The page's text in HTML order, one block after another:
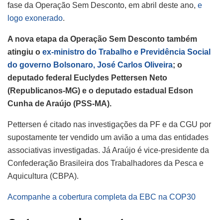
fase da Operação Sem Desconto, em abril deste ano, e
logo exonerado.
A nova etapa da Operação Sem Desconto também
atingiu o ex-ministro do Trabalho e Previdência Social
do governo Bolsonaro, José Carlos Oliveira; o
deputado federal Euclydes Pettersen Neto
(Republicanos-MG) e o deputado estadual Edson
Cunha de Araújo (PSS-MA).
Pettersen é citado nas investigações da PF e da CGU por
supostamente ter vendido um avião a uma das entidades
associativas investigadas. Já Araújo é vice-presidente da
Confederação Brasileira dos Trabalhadores da Pesca e
Aquicultura (CBPA).
Acompanhe a cobertura completa da EBC na COP30